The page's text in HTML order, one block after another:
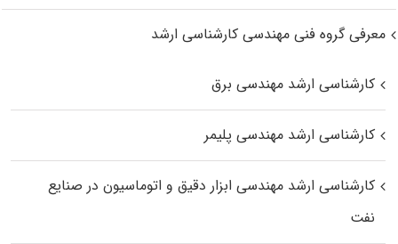
معرفی گروه فنی مهندسی کارشناسی ارشد
کارشناسی ارشد مهندسی برق
کارشناسی ارشد مهندسی پلیمر
کارشناسی ارشد مهندسی ابزار دقیق و اتوماسیون در صنایع
نفت